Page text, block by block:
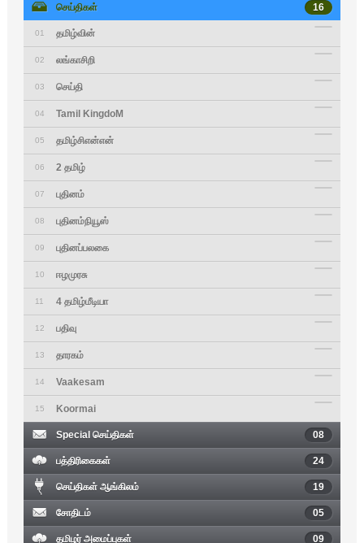
செய்திகள் 16
01 தமிழ்வின்
02 லங்காசிறி
03 செய்தி
04 Tamil KingdoM
05 தமிழ்சிஎன்என்
06 2 தமிழ்
07 புதினம்
08 புதினம்நியூஸ்
09 புதினப்பலகை
10 ஈழமுரசு
11 4 தமிழ்மீடியா
12 பதிவு
13 தாரகம்
14 Vaakesam
15 Koormai
Special செய்திகள் 08
பத்திரிகைகள் 24
செய்திகள் ஆங்கிலம் 19
சோதிடம் 05
தமிழர் அமைப்புகள் 09